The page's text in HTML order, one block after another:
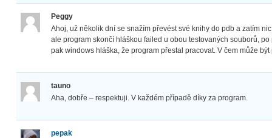
Peggy
Ahoj, už několik dní se snažím převést své knihy do pdb a zatím
ale program skončí hláškou failed u obou testovaných souborů,
pak windows hláška, že program přestal pracovat. V čem může
tauno
Aha, dobře – respektuji. V každém případě díky za program.
pepak